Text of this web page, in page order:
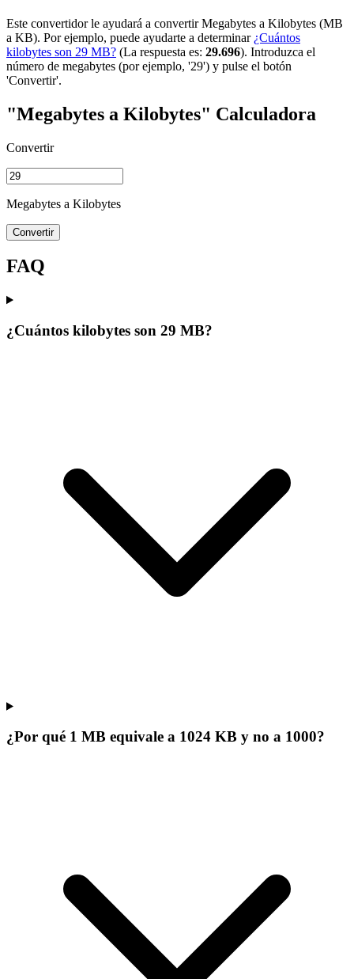
Este convertidor le ayudará a convertir Megabytes a Kilobytes (MB
a KB). Por ejemplo, puede ayudarte a determinar ¿Cuántos
kilobytes son 29 MB? (La respuesta es: 29.696). Introduzca el
número de megabytes (por ejemplo, '29') y pulse el botón
'Convertir'.
"Megabytes a Kilobytes" Calculadora
Convertir
Megabytes a Kilobytes
Convertir
FAQ
¿Cuántos kilobytes son 29 MB?
¿Por qué 1 MB equivale a 1024 KB y no a 1000?